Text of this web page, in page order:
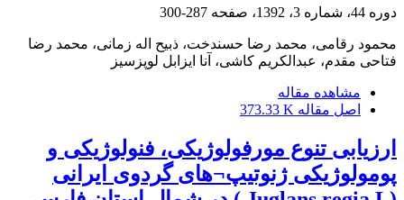
دوره 44، شماره 3، 1392، صفحه 287-300
محمود رقامی، محمد رضا حسندخت، ذبیح اله زمانی، محمد رضا
فتاحی مقدم، عبدالکریم کاشی، آنا ایزابل لوپز‌سیز
مشاهده مقاله
اصل مقاله 373.33 K
ارزیابی تنوع مورفولوژیکی، فنولوژیکی و
پومولوژیکی ژنوتیپ¬های گردوی ایرانی